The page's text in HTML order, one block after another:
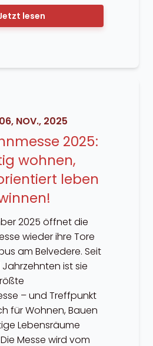
lesen
06, NOV., 2025
2025:
wohnen,
leben
2025 öffnet die
wieder ihre Tore
am Belvedere. Seit
ist sie
– und Treffpunkt
für Wohnen, Bauen
Lebensräume
Messe wird vom